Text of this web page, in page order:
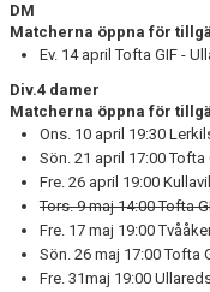
DM
Matcherna öppna för
Ev. 14 april Tofta GIF -
Div.4 damer
Matcherna öppna för
Ons. 10 april 19:30
Sön. 21 april 17:00 Tofta
Fre. 26 april 19:00
Tors. 9 maj 14:00 Tofta
Fre. 17 maj 19:00
Sön. 26 maj 17:00 Tofta
Fre. 31maj 19:00